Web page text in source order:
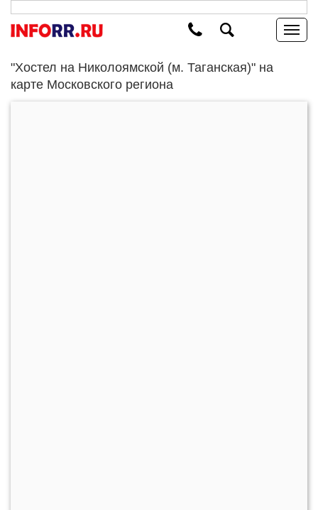
"Хостел на Николоямской (м. Таганская)" на
карте Московского региона